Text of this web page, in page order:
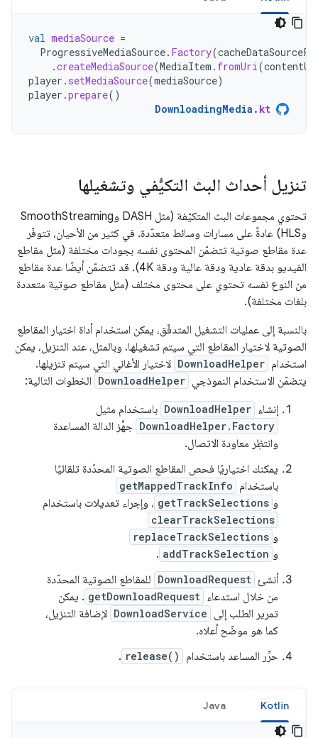
val mediaSource =
ProgressiveMediaSource. Factory(
.createMediaSource(MediaItem . fromUri (
player . setMediaSource(mediaSource)
player .prepare()
DownloadingMedia . kt
تنزيل أحداث البث التكيُّفي وتشغيلها
تحتوي مجموعات البث المتكيّفة (مثل DASH وSmoothStreaming
وHLS) عادةً على مسارات وسائط متعدّدة. في كثير من الأحيان، تتوفّر
عدة مقاطع صوتية تتضمّن المحتوى نفسه بجودات مختلفة (مثل مقاطع
الفيديو بدقة عادية ودقة عالية ودقة 4K). قد تتضمّن أيضًا عدة مقاطع
من النوع نفسه تحتوي على محتوى مختلف (مثل مقاطع صوتية متعددة
بلغات مختلفة).
بالنسبة إلى عمليات التشغيل المتدفّق، يمكن استخدام أداة اختيار المقاطع
الصوتية لاختيار المقاطع التي سيتم تشغيلها. وبالمثل، عند التنزيل، يمكن
استخدام DownloadHelper لاختيار الأغاني التي سيتم تنزيلها.
يتضمّن الاستخدام النموذجي DownloadHelper الخطوات التالية:
إنشاء DownloadHelper باستخدام مثيل
DownloadHelper.Factory جهِّز الدالة المساعدة
وانتظِر معاودة الاتصال.
يمكنك اختياريًا فحص المقاطع الصوتية المحدّدة تلقائيًا
باستخدام getMappedTrackInfo
و getTrackSelections ، وإجراء تعديلات باستخدام
clearTrackSelections
و replaceTrackSelections
و addTrackSelection
.
أنشئ DownloadRequest للمقاطع الصوتية المحدّدة
من خلال استدعاء
getDownloadRequest . يمكن
تمرير الطلب إلى DownloadService لإضافة التنزيل،
كما هو موضّح أعلاه.
حرِّر المساعد باستخدام
release()
.
Kotlin
Java